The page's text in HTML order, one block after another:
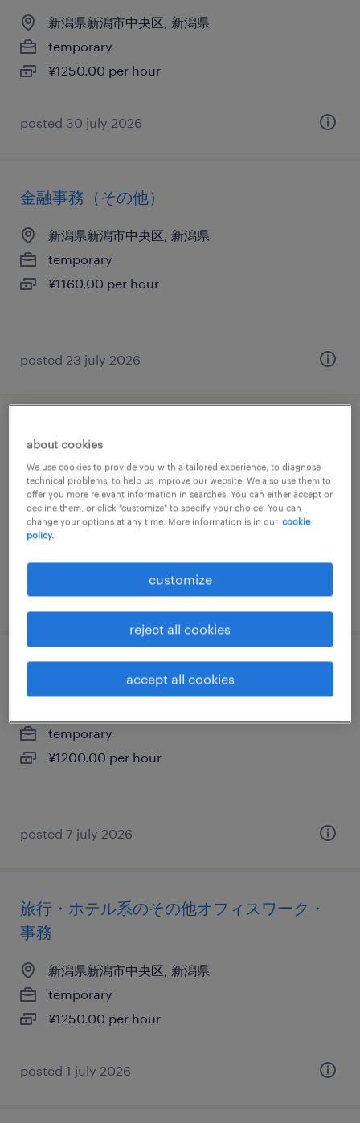
新潟県新潟市中央区, 新潟県
temporary
¥1250.00 per hour
posted 30 july 2026
金融事務（その他）
新潟県新潟市中央区, 新潟県
temporary
¥1160.00 per hour
posted 23 july 2026
一般事務・oa事務
新潟県新潟市中央区, 新潟県
temporary
¥1160.00 per hour
posted 7 july 2026
金融系の一般事務・oa事務
temporary
¥1200.00 per hour
posted 7 july 2026
旅行・ホテル系のその他オフィスワーク・
事務
新潟県新潟市中央区, 新潟県
temporary
¥1250.00 per hour
posted 1 july 2026
about cookies
We use cookies to provide you with a tailored experience, to diagnose
technical problems, to help us improve our website. We also use them to
offer you more relevant information in searches. You can either accept or
decline them, or click "customize" to specify your choice. You can
change your options at any time. More information is in our cookie
policy.
customize
reject all cookies
accept all cookies